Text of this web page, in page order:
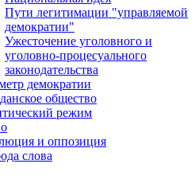
Пути легитимации "управляемой
демократии"
Ужесточение уголовного и
уголовно-процесуального
законодательства
демократии
общество
режим
и оппозиция
слова